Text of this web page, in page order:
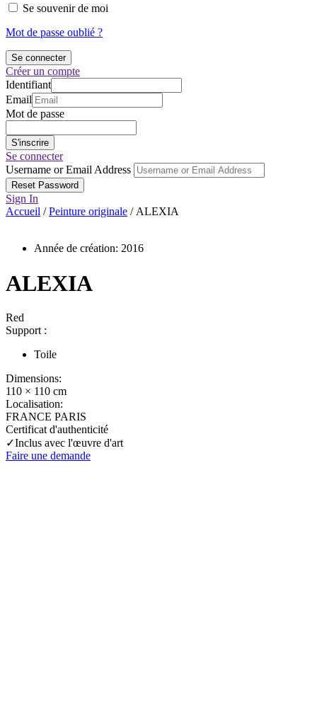
Se souvenir de moi
Mot de passe oublié ?
Créer un compte
Identifiant
Email
Mot de passe
Se connecter
Username or Email Address
Sign In
Accueil /Peinture originale / ALEXIA
Année de création: 2016
ALEXIA
Red
Support :
Toile
Dimensions:
110 × 110 cm
Localisation:
FRANCE PARIS
Certificat d'authenticité
✓Inclus avec l'œuvre d'art
Faire une demande